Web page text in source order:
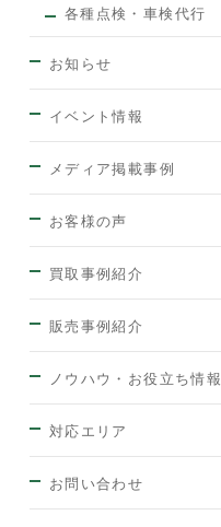
各種点検・車検代行
お知らせ
イベント情報
メディア掲載事例
お客様の声
買取事例紹介
販売事例紹介
ノウハウ・お役立ち情報
対応エリア
お問い合わせ